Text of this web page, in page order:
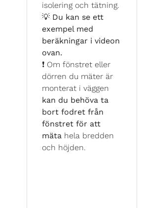
isolering och tätning.
💡 Du kan se ett
exempel med
beräkningar i videon
ovan.
❗ Om fönstret eller
dörren du mäter är
monterat i väggen
kan du behöva ta
bort fodret från
fönstret för att
mäta hela bredden
och höjden.